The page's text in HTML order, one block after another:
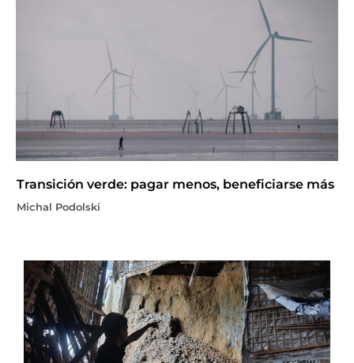
Transición verde: pagar menos, beneficiarse más
Michal Podolski